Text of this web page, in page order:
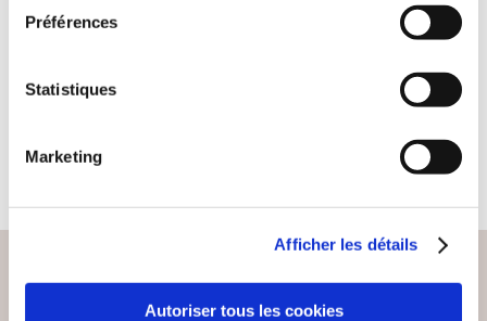
Préférences
Statistiques
Marketing
Afficher les détails
Autoriser tous les cookies
COUCOU MALOUX -
EN ATTENDANT
Histoires illustrées